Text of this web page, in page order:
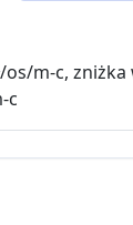
m-c,
c